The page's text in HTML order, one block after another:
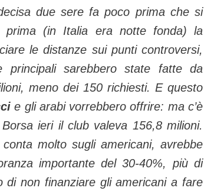
due sere fa poco prima che si
prima (in Italia era notte fonda) la
le distanze sui punti controversi,
principali sarebbero state fatte da
meno dei 150 richiesti. E questo
e gli arabi vorrebbero offrire: ma c’è
ieri il club valeva 156,8 milioni.
molto sugli americani, avrebbe
importante del 30-40%, più di
di non finanziare gli americani a fare